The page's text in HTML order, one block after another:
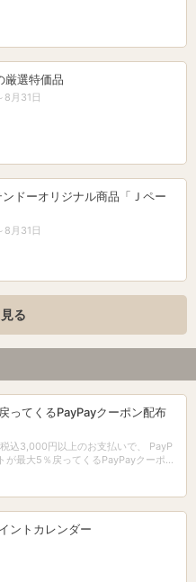
厳選特価品
8月31日
ンドーオリジナル商品「Ｊペー
8月31日
る
ってくるPayPayクーポン配布
込3,000円以上のお支払いで、 PayP
が最大5％戻ってくるPayPayクーポン
ントカレンダー